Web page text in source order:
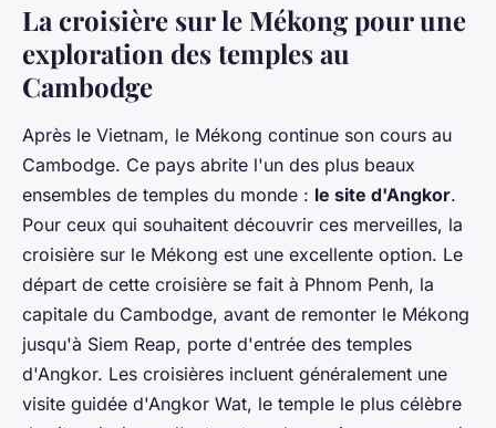
La croisière sur le Mékong pour une
exploration des temples au
Cambodge
Après le Vietnam, le Mékong continue son cours au
Cambodge. Ce pays abrite l'un des plus beaux
ensembles de temples du monde : le site d'Angkor.
Pour ceux qui souhaitent découvrir ces merveilles, la
croisière sur le Mékong est une excellente option. Le
départ de cette croisière se fait à Phnom Penh, la
capitale du Cambodge, avant de remonter le Mékong
jusqu'à Siem Reap, porte d'entrée des temples
d'Angkor. Les croisières incluent généralement une
visite guidée d'Angkor Wat, le temple le plus célèbre